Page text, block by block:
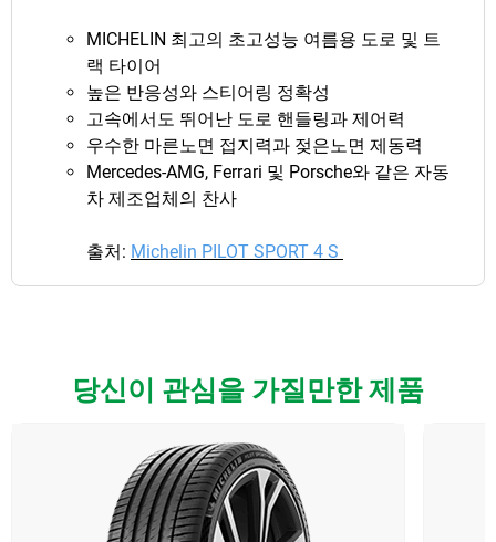
MICHELIN 최고의 초고성능 여름용 도로 및 트
랙 타이어
높은 반응성와 스티어링 정확성
고속에서도 뛰어난 도로 핸들링과 제어력
우수한 마른노면 접지력과 젖은노면 제동력
Mercedes-AMG, Ferrari 및 Porsche와 같은 자동
차 제조업체의 찬사
출처: Michelin PILOT SPORT 4 S
당신이 관심을 가질만한 제품